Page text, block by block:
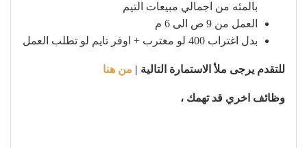
بالمئه من اجمالي مبيعات التيم
العمل من 9 ص الى 6 م
بدل اغتراب 400 لو مغترب + اوفر تايم لو تطلب العمل
للتقدم يرجى ملأ الاستمارة التالية | من هنا
وظائف اخري قد تهمك ،